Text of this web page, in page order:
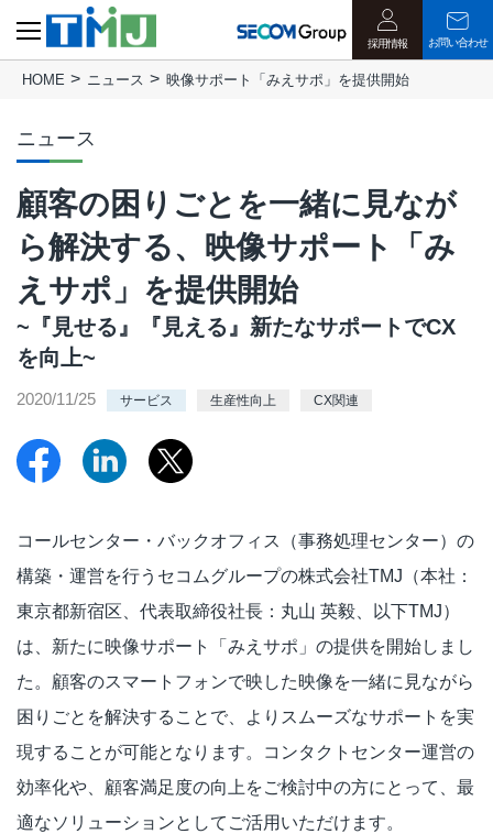
採用情報 お問い合わせ
HOME ニュース 映像サポート「みえサポ」を提供開始
ニュース
顧客の困りごとを一緒に見なが
ら解決する、映像サポート「み
えサポ」を提供開始
~『見せる』『見える』新たなサポートでCX
を向上~
2020/11/25 サービス 生産性向上 CX関連
コールセンター・バックオフィス（事務処理センター）の
構築・運営を行うセコムグループの株式会社TMJ（本社：
東京都新宿区、代表取締役社長：丸山 英毅、以下TMJ）
は、新たに映像サポート「みえサポ」の提供を開始しまし
た。顧客のスマートフォンで映した映像を一緒に見ながら
困りごとを解決することで、よりスムーズなサポートを実
現することが可能となります。コンタクトセンター運営の
効率化や、顧客満足度の向上をご検討中の方にとって、最
適なソリューションとしてご活用いただけます。